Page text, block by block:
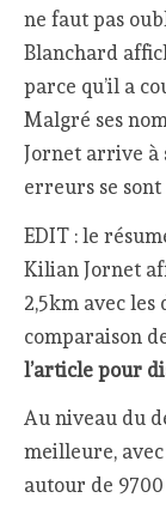
ne faut pas
Blanchard
parce qu’il a
Malgré ses
Jornet arrive à
erreurs se sont
EDIT : le
Kilian Jornet
2,5km avec les
comparaison
l’article pour
Au niveau du
meilleure,
autour de